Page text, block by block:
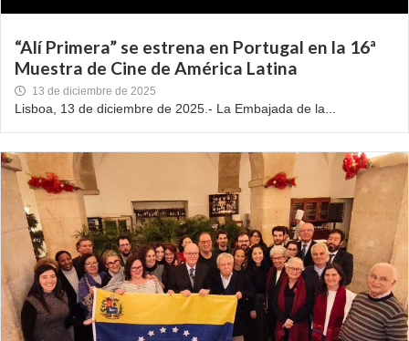
“Alí Primera” se estrena en Portugal en la 16ª
Muestra de Cine de América Latina
13 de diciembre de 2025
Lisboa, 13 de diciembre de 2025.- La Embajada de la...